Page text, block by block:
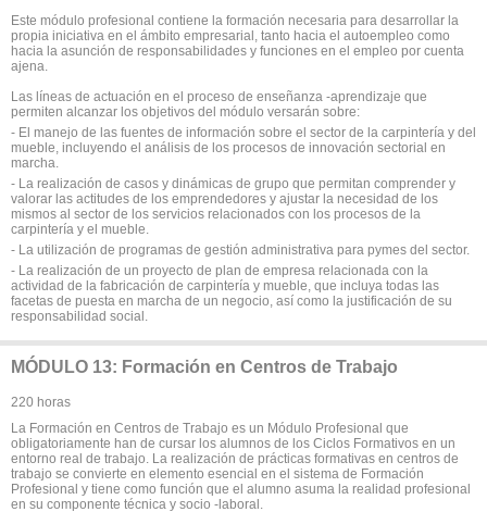
Este módulo profesional contiene la formación necesaria para desarrollar la
propia iniciativa en el ámbito empresarial, tanto hacia el autoempleo como
hacia la asunción de responsabilidades y funciones en el empleo por cuenta
ajena.
Las líneas de actuación en el proceso de enseñanza -aprendizaje que
permiten alcanzar los objetivos del módulo versarán sobre:
- El manejo de las fuentes de información sobre el sector de la carpintería y del
mueble, incluyendo el análisis de los procesos de innovación sectorial en
marcha.
- La realización de casos y dinámicas de grupo que permitan comprender y
valorar las actitudes de los emprendedores y ajustar la necesidad de los
mismos al sector de los servicios relacionados con los procesos de la
carpintería y el mueble.
- La utilización de programas de gestión administrativa para pymes del sector.
- La realización de un proyecto de plan de empresa relacionada con la
actividad de la fabricación de carpintería y mueble, que incluya todas las
facetas de puesta en marcha de un negocio, así como la justificación de su
responsabilidad social.
MÓDULO 13: Formación en Centros de Trabajo
220 horas
La Formación en Centros de Trabajo es un Módulo Profesional que
obligatoriamente han de cursar los alumnos de los Ciclos Formativos en un
entorno real de trabajo. La realización de prácticas formativas en centros de
trabajo se convierte en elemento esencial en el sistema de Formación
Profesional y tiene como función que el alumno asuma la realidad profesional
en su componente técnica y socio -laboral.